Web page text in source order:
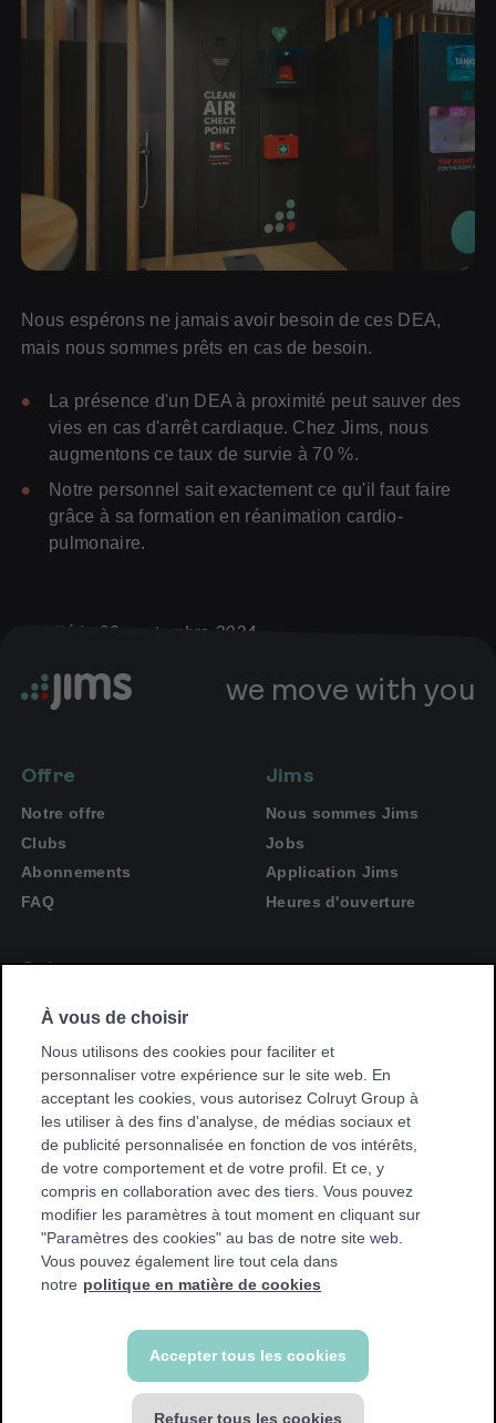
Nous espérons ne jamais avoir besoin de ces DEA,
mais nous sommes prêts en cas de besoin.
La présence d'un DEA à proximité peut sauver des
vies en cas d'arrêt cardiaque. Chez Jims, nous
augmentons ce taux de survie à 70 %.
Notre personnel sait exactement ce qu'il faut faire
grâce à sa formation en réanimation cardio-
pulmonaire.
Publié le 23 septembre 2024
we move with you
Offre
Notre offre
Clubs
Abonnements
FAQ
Jims
Nous sommes Jims
Jobs
Application Jims
Heures d'ouverture
Suivez-nous
nous
nous
Trouvez une salle de sport près de chez vous
Trouvez
une
sport
près
de
chez
Conditions générales
Politique en matière de cookies
Déclaration d'accessibilité
À vous de choisir
Nous utilisons des cookies pour faciliter et
personnaliser votre expérience sur le site web. En
acceptant les cookies, vous autorisez Colruyt Group à
les utiliser à des fins d'analyse, de médias sociaux et
de publicité personnalisée en fonction de vos intérêts,
de votre comportement et de votre profil. Et ce, y
compris en collaboration avec des tiers. Vous pouvez
modifier les paramètres à tout moment en cliquant sur
"Paramètres des cookies" au bas de notre site web.
Vous pouvez également lire tout cela dans
notre politique en matière de cookies
Accepter tous les cookies
Refuser tous les cookies